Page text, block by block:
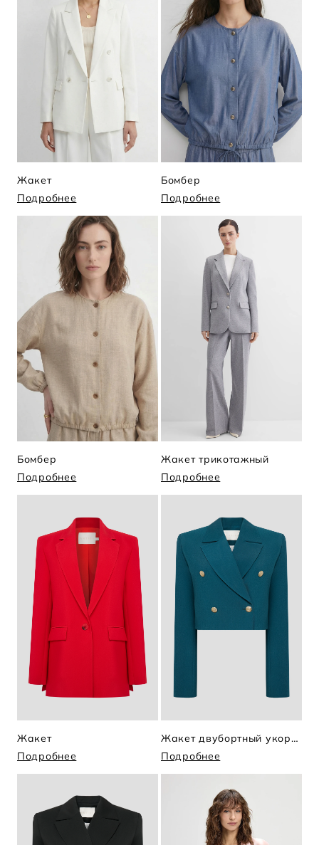
Жакет
Подробнее
Бомбер
Подробнее
Бомбер
Подробнее
Жакет трикотажный
Подробнее
Жакет
Подробнее
Жакет двубортный укороченный
Подробнее